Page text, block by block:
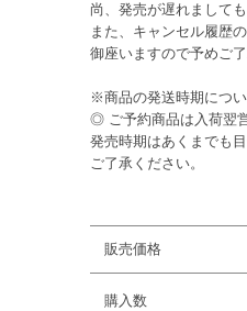
尚、発売が遅れまして
また、キャンセル履歴
御座いますので予めご了
※商品の発送時期につ
◎ ご予約商品は入荷翌
発売時期はあくまでも
ご了承ください。
販売価格
購入数